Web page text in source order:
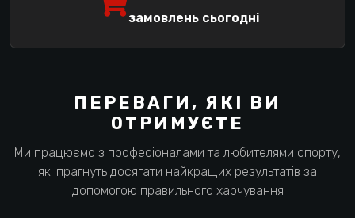
замовлень сьогодні
ПЕРЕВАГИ, ЯКІ ВИ
ОТРИМУЄТЕ
Ми працюємо з професіоналами та любителями спорту,
які прагнуть досягати найкращих результатів за
допомогою правильного харчування